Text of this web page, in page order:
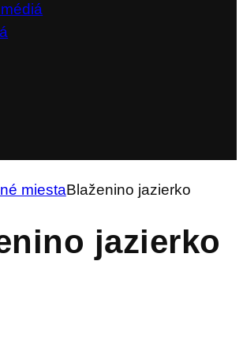
miestaBlaženino jazierko
jazierko